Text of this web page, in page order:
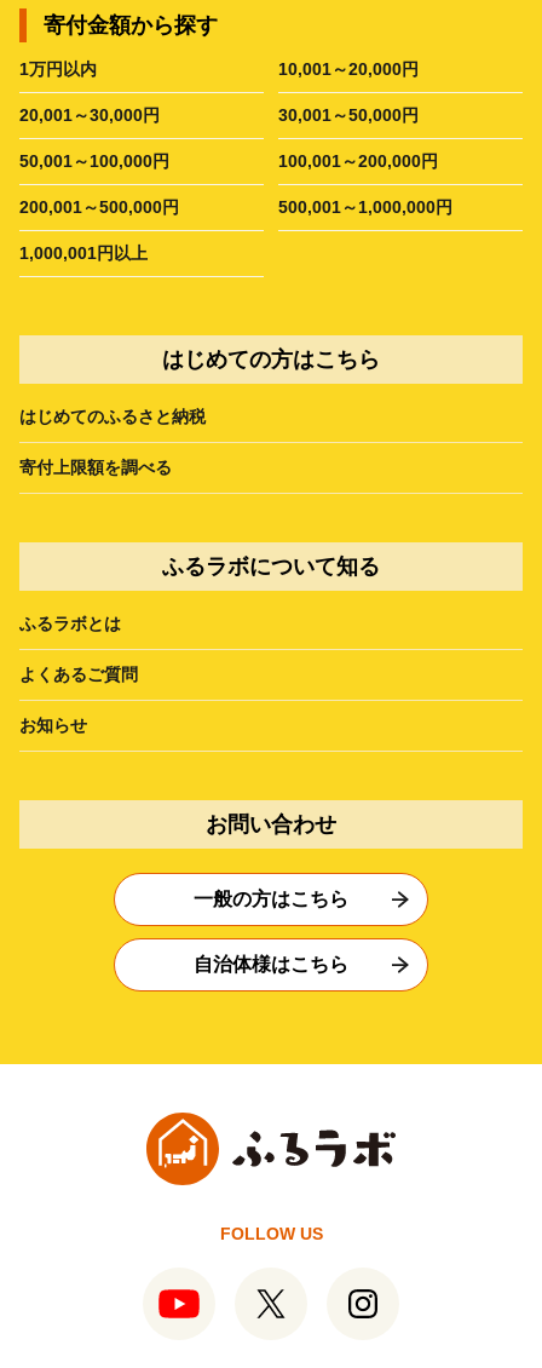
寄付金額から探す
1万円以内 10,001～20,000円
20,001～30,000円 30,001～50,000円
50,001～100,000円 100,001～200,000円
200,001～500,000円 500,001～1,000,000円
1,000,001円以上
はじめての方はこちら
はじめてのふるさと納税
寄付上限額を調べる
ふるラボについて知る
ふるラボとは
よくあるご質問
お知らせ
お問い合わせ
一般の方はこちら
自治体様はこちら
FOLLOW US